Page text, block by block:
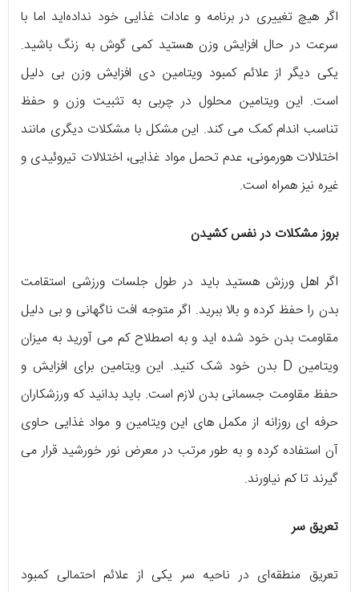
اگر هیچ تغییری در برنامه و عادات غذایی خود نداده‌اید اما با
سرعت در حال افزایش وزن هستید کمی گوش به زنگ باشید.
یکی دیگر از علائم کمبود ویتامین دی افزایش وزن بی‌ دلیل
است. این ویتامین محلول در چربی به تثبیت وزن و حفظ
تناسب اندام کمک می‌ کند. این مشکل با مشکلات دیگری مانند
اختلالات هورمونی، عدم تحمل مواد غذایی، اختلالات تیروئیدی و
غیره نیز همراه است.
بروز مشکلات در نفس کشیدن
اگر اهل ورزش هستید باید در طول جلسات ورزشی استقامت
بدن را حفظ کرده و بالا ببرید. اگر متوجه افت ناگهانی و بی‌ دلیل
مقاومت بدن خود شده‌ اید و به اصطلاح کم می‌ آورید به میزان
ویتامین D بدن خود شک کنید. این ویتامین برای افزایش و
حفظ مقاومت جسمانی بدن لازم است. باید بدانید که ورزشکاران
حرفه‌ ای روزانه از مکمل‌ های این ویتامین و مواد غذایی حاوی
آن استفاده کرده و به طور مرتب در معرض نور خورشید قرار می‌
گیرند تا کم نیاورند.
تعریق سر
تعریق منطقه‌ای در ناحیه‌ سر یکی از علائم احتمالی کمبود